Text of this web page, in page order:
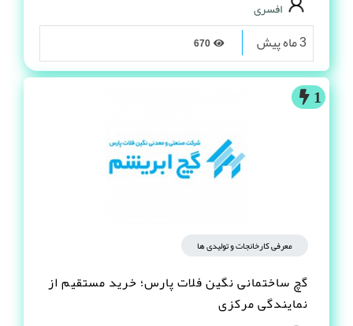
افسری
3 ماه پیش
1
معرفی کارخانجات و تولیدی ها
گچ ساختمانی نگین فلات پارس؛ خرید مستقیم از
نمایندگی مرکزی